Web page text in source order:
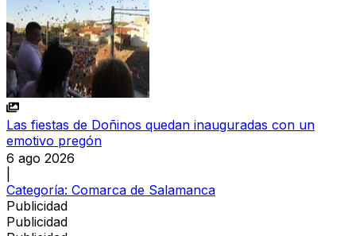
Las fiestas de Doñinos quedan inauguradas con un
emotivo pregón
6 ago 2026
Categoría: Comarca de Salamanca
Publicidad
Publicidad